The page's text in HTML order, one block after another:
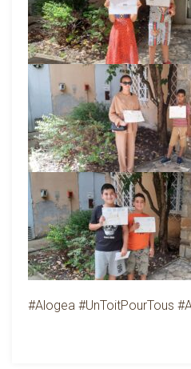
#Alogea #UnToitPourTous